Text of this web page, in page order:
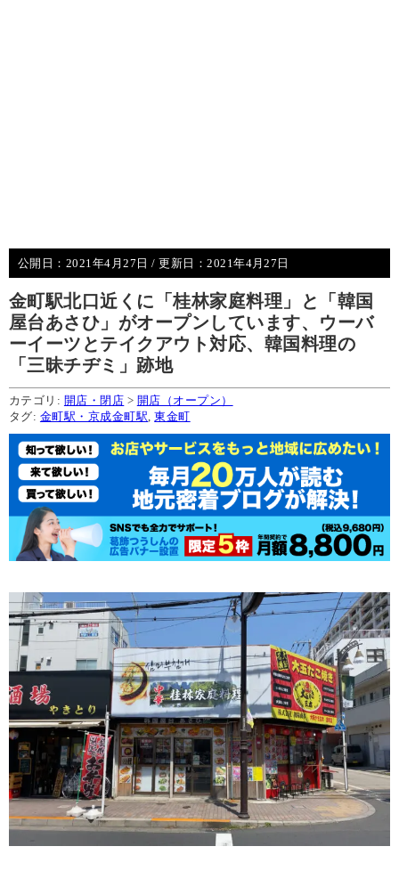
公開日： 2021年4月27日 / 更新日：2021年4月27日
金町駅北口近くに「桂林家庭料理」と「韓国
屋台あさひ」がオープンしています、ウーバ
ーイーツとテイクアウト対応、韓国料理の
「三昧チヂミ」跡地
カテゴリ: 開店・閉店 > 開店（オープン）
タグ: 金町駅・京成金町駅 ,東金町